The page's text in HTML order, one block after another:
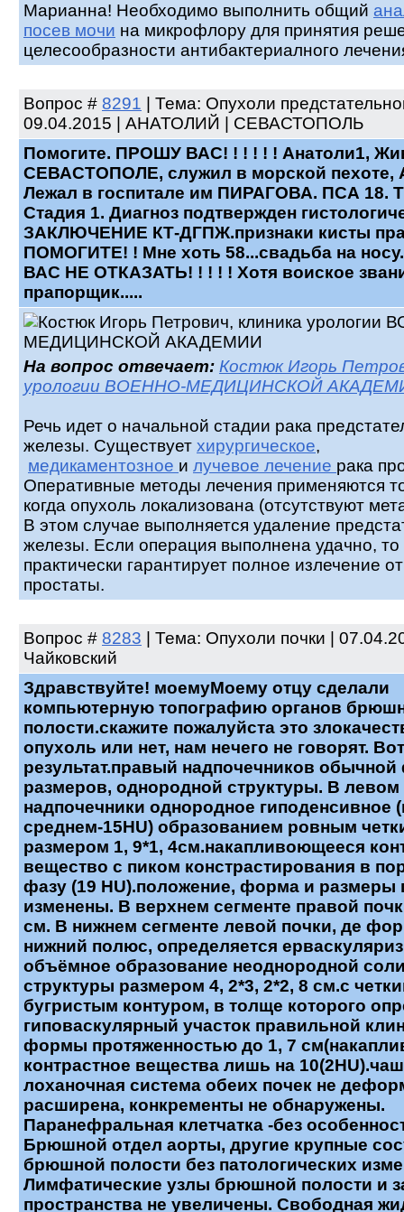
Марианна! Необходимо выполнить общий
посев мочи на микрофлору для принятия
целесообразности антибактериалного
Вопрос # 8291 | Тема: Опухоли
09.04.2015 | АНАТОЛИЙ | СЕВАСТОПОЛЬ
Помогите. ПРОШУ ВАС! ! ! ! ! ! Анатоли1,
СЕВАСТОПОЛЕ, служил в морской пехоте,
Лежал в госпитале им ПИРАГОВА. ПСА 18.
Стадия 1. Диагноз подтвержден
ЗАКЛЮЧЕНИЕ КТ-ДГПЖ.признаки кисты
ПОМОГИТЕ! ! Мне хоть 58...свадьба на
ВАС НЕ ОТКАЗАТЬ! ! ! ! ! Хотя воиское
прапорщик.....
На вопрос отвечает: Костюк Игорь
урологии ВОЕННО-МЕДИЦИНСКОЙ
Речь идет о начальной стадии рака
железы. Существует хирургическое,
медикаментозное и лучевое лечение рака
Оперативные методы лечения применяются
когда опухоль локализована (отсутствуют
В этом случае выполняется удаление
железы. Если операция выполнена удачно, то
практически гарантирует полное излечение
простаты.
Вопрос # 8283 | Тема: Опухоли почки |
Чайковский
Здравствуйте! моемуМоему отцу сделали
компьютерную топографию органов
полости.скажите пожалуйста это
опухоль или нет, нам нечего не говорят. Вот
результат.правый надпочечников
размеров, однородной структуры. В левом
надпочечники однородное гиподенсивное
среднем-15HU) образованием ровным
размером 1, 9*1, 4см.накапливоющееся
вещество с пиком констрастирования в
фазу (19 HU).положение, форма и размеры
изменены. В верхнем сегменте правой
см. В нижнем сегменте левой почки, де
нижний полюс, определяется
объёмное образование неоднородной
структуры размером 4, 2*3, 2*2, 8 см.с
бугристым контуром, в толще которого
гиповаскулярный участок правильной
формы протяженностью до 1, 7
контрастное вещества лишь на
лоханочная система обеих почек не
расширена, конкременты не обнаружены.
Паранефральная клетчатка -без
Брюшной отдел аорты, другие крупные
брюшной полости без патологических
Лимфатические узлы брюшной полости и
пространства не увеличены. Свободная